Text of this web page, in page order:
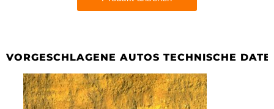
VORGESCHLAGENE AUTOS TECHNISCHE